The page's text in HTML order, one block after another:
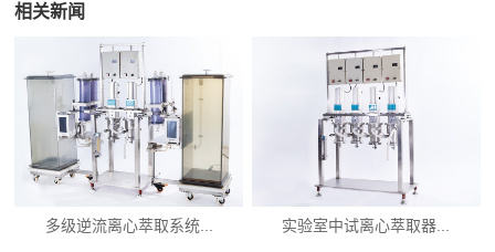
相关新闻
多级逆流离心萃取系统... 实验室中试离心萃取器...